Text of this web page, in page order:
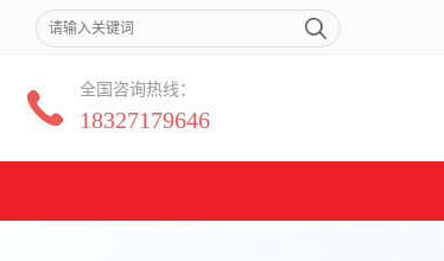
全国咨询热线：
18327179646